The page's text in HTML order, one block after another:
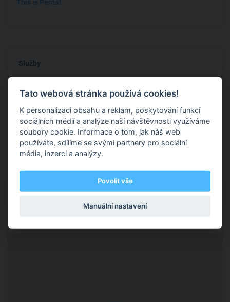
This is Penta!
Služby
1 Skupinové tréninky
Hodinu a čtvrt trvající trénink ve skupině. Jednot
...zobrazit více
2 Soukromé lekce
Soukromý hodinový (60 min) trénink s trenérem
Tato webová stránka používá cookies!
K personalizaci obsahu a reklam, poskytování funkcí
sociálních médií a analýze naší návštěvnosti využíváme
soubory cookie. Informace o tom, jak náš web
používáte, sdílíme se svými partnery pro sociální
média, inzerci a analýzy.
Povolit vše
Manuální nastavení